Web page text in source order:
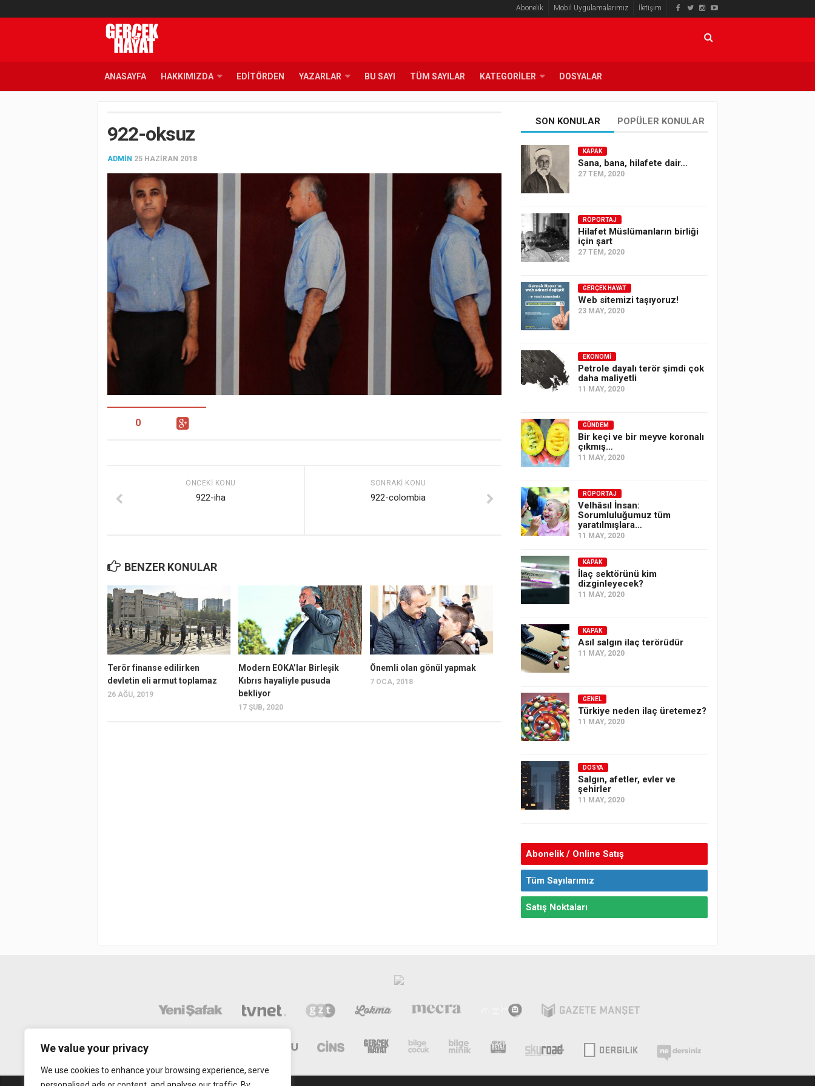
We value your privacy
We use cookies to enhance your browsing experience, serve
Abonelik Mobil Uygulamalarımız İletişim
ANASAYFA HAKKIMIZDA EDITÖRDEN YAZARLAR BU SAYI TÜM SAYILAR KATEGORILER DOSYALAR
922-oksuz
ADMIN 25 HAZIRAN 2018
0
SONRAKI KONU
922-colombia
ÖNCEKI KONU
922-iha
BENZER KONULAR
Terör finanse edilirken
devletin eli armut toplamaz
26 AĞU, 2019
Modern EOKA’lar Birleşik
Kıbrıs hayaliyle pusuda
bekliyor
17 ŞUB, 2020
Önemli olan gönül yapmak
7 OCA, 2018
SON KONULAR POPÜLER KONULAR
KAPAK
Sana, bana, hilafete dair…
27 TEM, 2020
RÖPORTAJ
Hilafet Müslümanların birliği
için şart
27 TEM, 2020
GERÇEK HAYAT
Web sitemizi taşıyoruz!
23 MAY, 2020
EKONOMI
Petrole dayalı terör şimdi çok
daha maliyetli
11 MAY, 2020
GÜNDEM
Bir keçi ve bir meyve koronalı
çıkmış…
11 MAY, 2020
RÖPORTAJ
Velhâsıl İnsan:
Sorumluluğumuz tüm
yaratılmışlara…
11 MAY, 2020
KAPAK
İlaç sektörünü kim
dizginleyecek?
11 MAY, 2020
KAPAK
Asıl salgın ilaç terörüdür
11 MAY, 2020
GENEL
Türkiye neden ilaç üretemez?
11 MAY, 2020
DOSYA
Salgın, afetler, evler ve
şehirler
11 MAY, 2020
Abonelik / Online Satış
Tüm Sayılarımız
Satış Noktaları